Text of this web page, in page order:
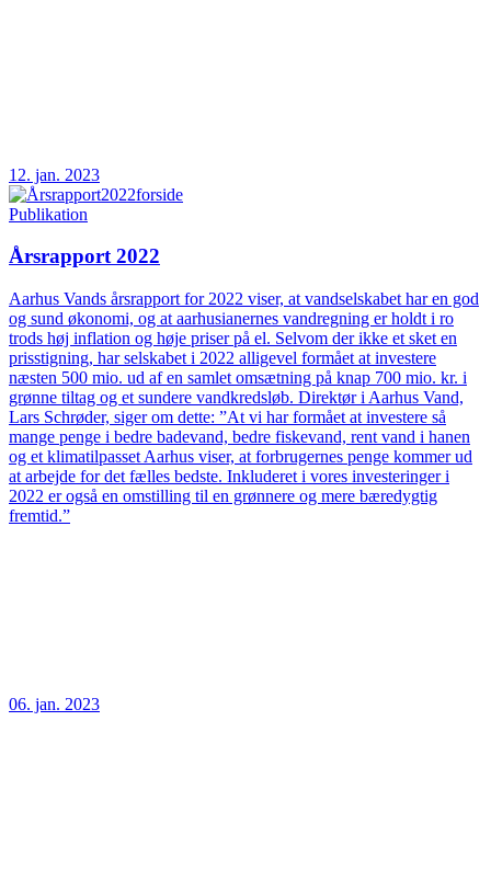
12. jan. 2023
Publikation
Årsrapport 2022
Aarhus Vands årsrapport for 2022 viser, at vandselskabet har en god
og sund økonomi, og at aarhusianernes vandregning er holdt i ro
trods høj inflation og høje priser på el. Selvom der ikke et sket en
prisstigning, har selskabet i 2022 alligevel formået at investere
næsten 500 mio. ud af en samlet omsætning på knap 700 mio. kr. i
grønne tiltag og et sundere vandkredsløb. Direktør i Aarhus Vand,
Lars Schrøder, siger om dette: ”At vi har formået at investere så
mange penge i bedre badevand, bedre fiskevand, rent vand i hanen
og et klimatilpasset Aarhus viser, at forbrugernes penge kommer ud
at arbejde for det fælles bedste. Inkluderet i vores investeringer i
2022 er også en omstilling til en grønnere og mere bæredygtig
fremtid.”
06. jan. 2023